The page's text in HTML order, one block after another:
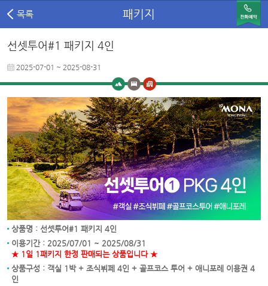
패키지
목록
선셋투어#1 패키지 4인
2025-07-01 ~ 2025-08-31
상품명 : 선셋투어#1 패키지 4인
이용기간 : 2025/07/01 ~ 2025/08/31
★ 1일 1패키지 한정 판매되는 상품입니다 ★
상품구성 : 객실 1박 + 조식뷔페 4인 + 골프코스 투어 + 애니포레 이용권 4
인